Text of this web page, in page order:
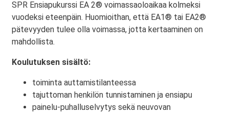
SPR Ensiapukurssi EA 2® voimassaoloaikaa kolmeksi
vuodeksi eteenpäin. Huomioithan, että EA1® tai EA2®
pätevyyden tulee olla voimassa, jotta kertaaminen on
mahdollista.
Koulutuksen sisältö:
toiminta auttamistilanteessa
tajuttoman henkilön tunnistaminen ja ensiapu
painelu-puhalluselvytys sekä neuvovan